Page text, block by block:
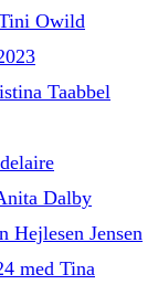
Owild
Taabbel
Dalby
Hejlesen Jensen
med Tina